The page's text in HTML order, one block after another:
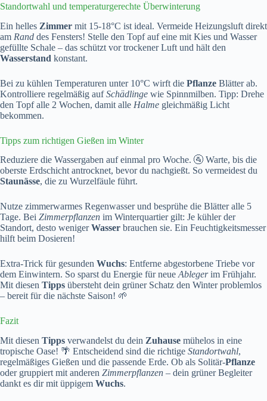
Standortwahl und temperaturgerechte Überwinterung
Ein helles Zimmer mit 15-18°C ist ideal. Vermeide Heizungsluft direkt
am Rand des Fensters! Stelle den Topf auf eine mit Kies und Wasser
gefüllte Schale – das schützt vor trockener Luft und hält den
Wasserstand konstant.
Bei zu kühlen Temperaturen unter 10°C wirft die Pflanze Blätter ab.
Kontrolliere regelmäßig aufSchädlinge wie Spinnmilben. Tipp: Drehe
den Topf alle 2 Wochen, damit alle Halme gleichmäßig Licht
bekommen.
Tipps zum richtigen Gießen im Winter
Reduziere die Wassergaben auf einmal pro Woche. 🚰 Warte, bis die
oberste Erdschicht antrocknet, bevor du nachgießt. So vermeidest du
Staunässe, die zu Wurzelfäule führt.
Nutze zimmerwarmes Regenwasser und besprühe die Blätter alle 5
Tage. Bei Zimmerpflanzen im Winterquartier gilt: Je kühler der
Standort, desto wenigerWasser brauchen sie. Ein Feuchtigkeitsmesser
hilft beim Dosieren!
Extra-Trick für gesunden Wuchs: Entferne abgestorbene Triebe vor
dem Einwintern. So sparst du Energie für neueAblegerim Frühjahr.
Mit diesen Tipps übersteht dein grüner Schatz den Winter problemlos
– bereit für die nächste Saison! 🌱
Fazit
Mit diesen Tipps verwandelst du dein Zuhause mühelos in eine
tropische Oase! 🌴 Entscheidend sind die richtige Standortwahl,
regelmäßiges Gießen und die passende Erde. Ob als Solitär-Pflanze
oder gruppiert mit anderen Zimmerpflanzen – dein grüner Begleiter
dankt es dir mit üppigem Wuchs.